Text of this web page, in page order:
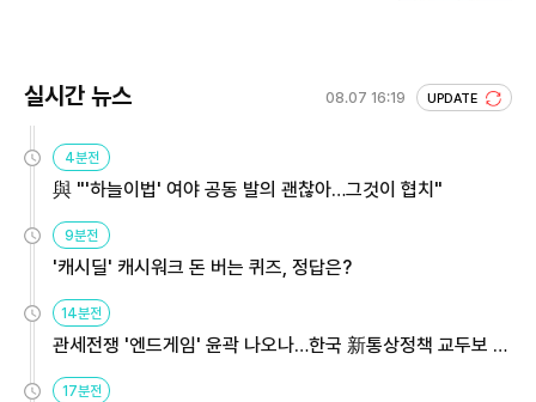
실시간 뉴스 08.07 16:19 UPDATE
4분전
與 "'하늘이법' 여야 공동 발의 괜찮아…그것이 협치"
9분전
'캐시딜' 캐시워크 돈 버는 퀴즈, 정답은?
14분전
관세전쟁 '엔드게임' 윤곽 나오나…한국 新통상정책 교두보 활
용해야
17분전